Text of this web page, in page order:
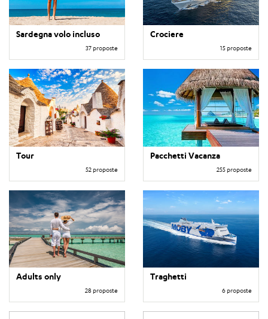
Sardegna volo incluso
37 proposte
Crociere
15 proposte
Tour
52 proposte
Pacchetti Vacanza
255 proposte
Adults only
28 proposte
Traghetti
6 proposte